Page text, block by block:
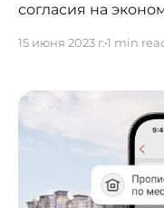
согласия на
РК (АЗРК) провело
государственной
ходатайств о
концентрацию".
обратиться с
15 июня 2023 г.1 min